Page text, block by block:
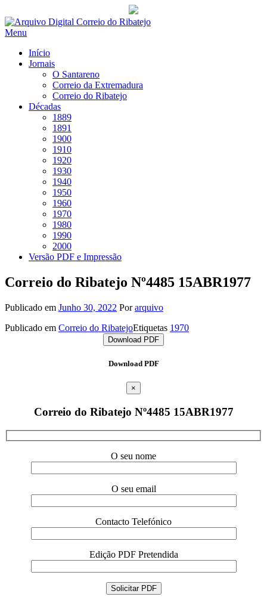
Saltar
para
Menu
Início
Jornais
O Santareno
Correio da Extremadura
Correio do Ribatejo
Décadas
1889
1891
1900
1910
1920
1930
1940
1950
1960
1970
1980
1990
2000
Versão PDF e Impressão
Correio do Ribatejo Nº4485 15ABR1977
Publicado em Junho 30, 2022 Porarquivo
Publicado em Correio do RibatejoEtiquetas 1970
Download PDF
Download PDF
×
Correio do Ribatejo Nº4485 15ABR1977
O seu nome
O seu email
Contacto Telefónico
Edição PDF Pretendida